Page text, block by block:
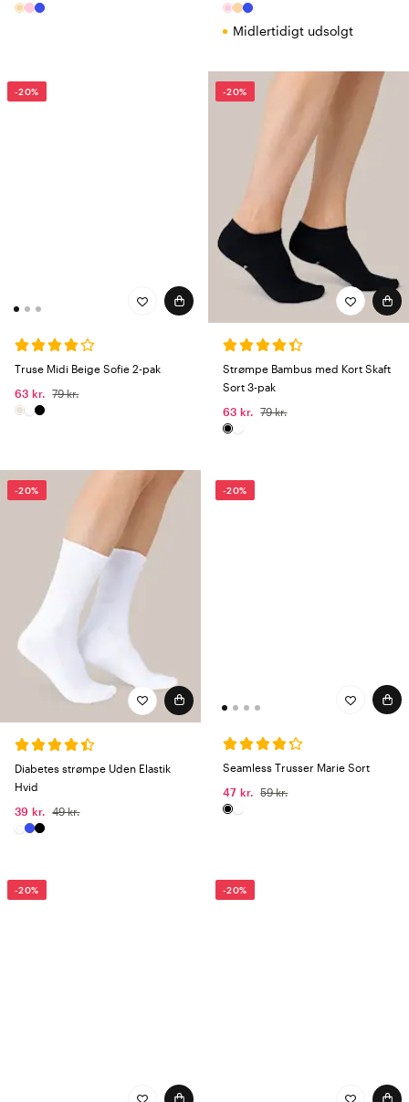
Midlertidigt udsolgt
-20%
Truse Midi Beige Sofie 2-pak
63 kr.
79 kr.
-20%
Strømpe Bambus med Kort Skaft
Sort 3-pak
63 kr.
79 kr.
-20%
Diabetes strømpe Uden Elastik
Hvid
39 kr.
49 kr.
-20%
Seamless Trusser Marie Sort
47 kr.
59 kr.
-20% -20%